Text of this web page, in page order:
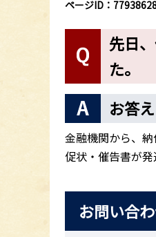
ページID：
先日
た。
お答
金融機関から、
促状・催告書が
お問い合